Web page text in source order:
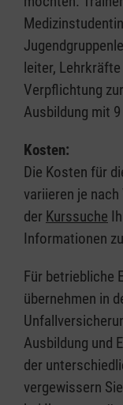
leiter,
Verpflichtung
Ausbildung mit
Kosten:
Die Kosten für
variieren je
der Kurssuche
Informationen
Für betriebliche
übernehmen in
Ausbildung und
der
vergewissern